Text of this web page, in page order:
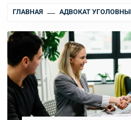
ГЛАВНАЯ АДВОКАТ